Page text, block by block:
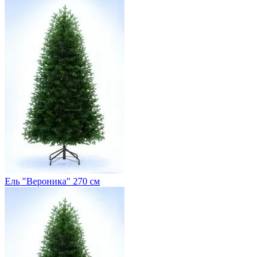
Ель "Вероника" 270 см